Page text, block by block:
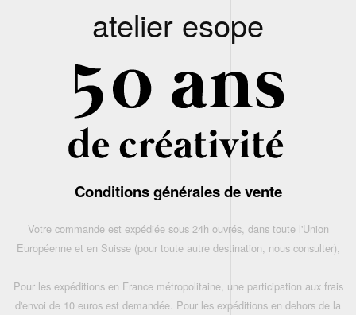
atelier esope
Conditions générales de vente
Votre commande est expédiée sous 24h ouvrés, dans toute l'Union
Européenne et en Suisse (pour toute autre destination, nous consulter),
Pour les expéditions en France métropolitaine, une participation aux frais
d'envoi de 10 euros est demandée. Pour les expéditions en dehors de la